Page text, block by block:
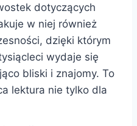
dotyczących
w niej również
dzięki którym
wydaje się
bliski i znajomy. To
lektura nie tylko dla